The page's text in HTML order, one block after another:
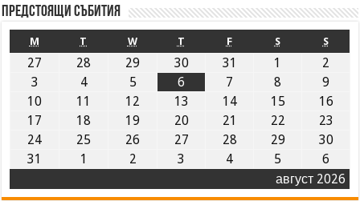
Предстоящи събития
август 2026
M T W T F S S
27 28 29 30 31 1
2
3
4 5 6 7 8
9
10
11 12 13 14 15
16
17
18 19 20 21 22
23
24
25 26 27 28 29
30
31
1 2 3 4 5 6